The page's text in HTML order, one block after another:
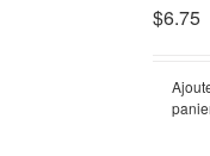
$6.75